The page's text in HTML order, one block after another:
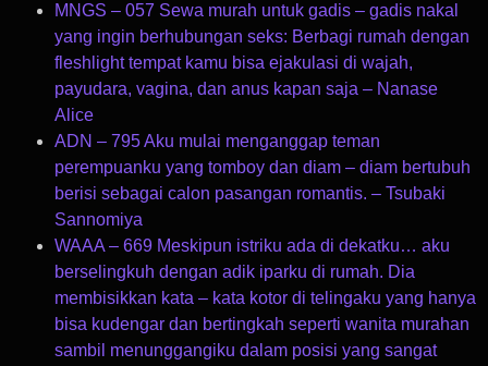
MNGS – 057 Sewa murah untuk gadis – gadis nakal
yang ingin berhubungan seks: Berbagi rumah dengan
fleshlight tempat kamu bisa ejakulasi di wajah,
payudara, vagina, dan anus kapan saja – Nanase
Alice
ADN – 795 Aku mulai menganggap teman
perempuanku yang tomboy dan diam – diam bertubuh
berisi sebagai calon pasangan romantis. – Tsubaki
Sannomiya
WAAA – 669 Meskipun istriku ada di dekatku… aku
berselingkuh dengan adik iparku di rumah. Dia
membisikkan kata – kata kotor di telingaku yang hanya
bisa kudengar dan bertingkah seperti wanita murahan
sambil menunggangiku dalam posisi yang sangat